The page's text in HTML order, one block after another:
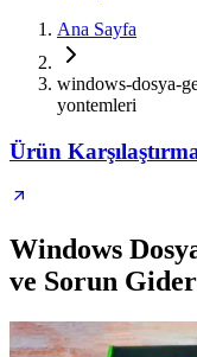
Ana Sayfa
windows-dosya-
yontemleri
Ürün
Windows
ve Sorun